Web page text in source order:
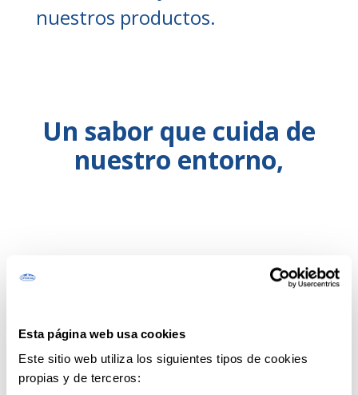
Esta página web usa cookies
Este sitio web utiliza los siguientes tipos de cookies
propias y de terceros:
nuestros productos.
Un sabor que cuida de
nuestro entorno,
Elegir nuestra leche es
ganaderías, integradas en el
paisaje natural de Asturias,